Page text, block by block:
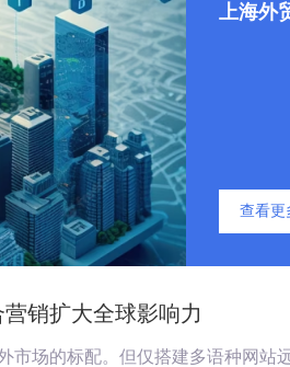
上海外
查看更
销扩大全球影响力
场的标配。但仅搭建多语种网